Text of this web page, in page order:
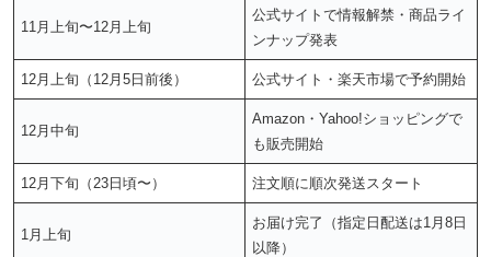
11月上旬〜12月上旬
公式サイトで情報解禁・商品ライ
ンナップ発表
12月上旬（12月5日前後） 公式サイト・楽天市場で予約開始
12月中旬
Amazon・Yahoo!ショッピングで
も販売開始
12月下旬（23日頃〜） 注文順に順次発送スタート
1月上旬
お届け完了（指定日配送は1月8日
以降）